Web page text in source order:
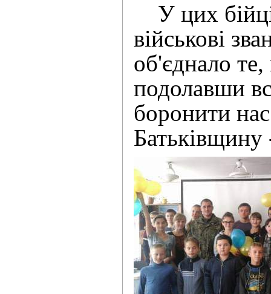
У цих
військові
об'єднало
подолавши
боронити нас
Батьківщину